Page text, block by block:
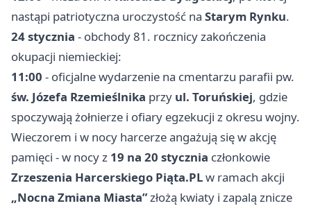
nastąpi patriotyczna uroczystość na Starym Rynku.
24 stycznia - obchody 81. rocznicy zakończenia
okupacji niemieckiej:
11:00 - oficjalne wydarzenie na cmentarzu parafii pw.
św. Józefa Rzemieślnika przy ul. Toruńskiej, gdzie
spoczywają żołnierze i ofiary egzekucji z okresu wojny.
Wieczorem i w nocy harcerze angażują się w akcję
pamięci - w nocy z 19 na 20 stycznia członkowie
Zrzeszenia Harcerskiego Piąta.PLw ramach akcji
„Nocna Zmiana Miasta”złożą kwiaty i zapalą znicze